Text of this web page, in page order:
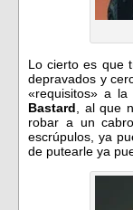
Lo cierto es que
depravados y
«requisitos» a
Bastard , al que
robar a un
escrúpulos, ya
de putearle ya